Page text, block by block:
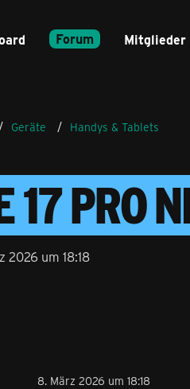
Forum Mitglieder
Geräte Handys & Tablets
17 PRO
2026 um 18:18
8. März 2026 um 18:18